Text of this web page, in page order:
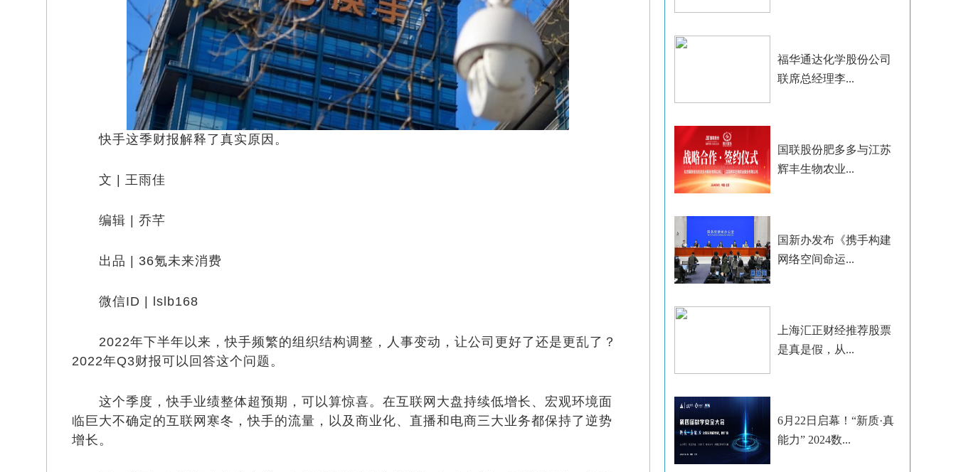
快手这季财报解释了真实原因。
文 | 王雨佳
编辑 | 乔芊
出品 | 36氪未来消费
微信ID | lslb168
2022年下半年以来，快手频繁的组织结构调整，人事变动，让公司更好了还是更乱了？
2022年Q3财报可以回答这个问题。
这个季度，快手业绩整体超预期，可以算惊喜。在互联网大盘持续低增长、宏观环境面
临巨大不确定的互联网寒冬，快手的流量，以及商业化、直播和电商三大业务都保持了逆势
增长。
福华通达化学股份公司
联席总经理李...
国联股份肥多多与江苏
辉丰生物农业...
国新办发布《携手构建
网络空间命运...
上海汇正财经推荐股票
是真是假，从...
6月22日启幕！“新质·真
能力” 2024数...